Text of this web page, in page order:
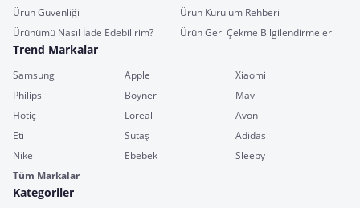
Ürün Güvenliği
Ürün Kurulum Rehberi
Ürünümü Nasıl İade Edebilirim?
Ürün Geri Çekme Bilgilendirmeleri
Trend Markalar
Samsung Apple
Xiaomi
Philips
Boyner
Mavi
Hotiç
Loreal
Avon
Eti
Sütaş
Adidas
Nike
Ebebek
Sleepy
Tüm Markalar
Kategoriler